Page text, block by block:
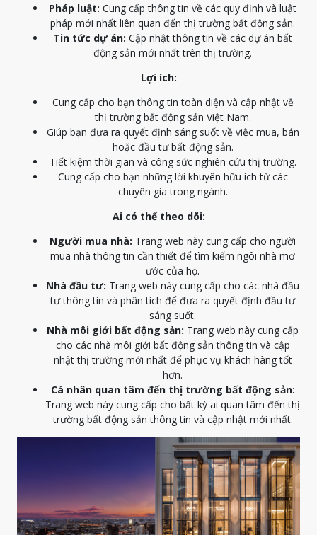
Pháp luật: Cung cấp thông tin về các quy định và luật
pháp mới nhất liên quan đến thị trường bất động sản.
Tin tức dự án: Cập nhật thông tin về các dự án bất
động sản mới nhất trên thị trường.
Lợi ích:
Cung cấp cho bạn thông tin toàn diện và cập nhật về
thị trường bất động sản Việt Nam.
Giúp bạn đưa ra quyết định sáng suốt về việc mua, bán
hoặc đầu tư bất động sản.
Tiết kiệm thời gian và công sức nghiên cứu thị trường.
Cung cấp cho bạn những lời khuyên hữu ích từ các
chuyên gia trong ngành.
Ai có thể theo dõi:
Người mua nhà: Trang web này cung cấp cho người
mua nhà thông tin cần thiết để tìm kiếm ngôi nhà mơ
ước của họ.
Nhà đầu tư: Trang web này cung cấp cho các nhà đầu
tư thông tin và phân tích để đưa ra quyết định đầu tư
sáng suốt.
Nhà môi giới bất động sản: Trang web này cung cấp
cho các nhà môi giới bất động sản thông tin và cập
nhật thị trường mới nhất để phục vụ khách hàng tốt
hơn.
Cá nhân quan tâm đến thị trường bất động sản:
Trang web này cung cấp cho bất kỳ ai quan tâm đến thị
trường bất động sản thông tin và cập nhật mới nhất.